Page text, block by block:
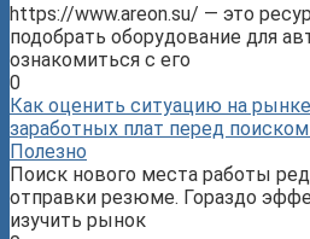
https://www.areon.su/ — это
подобрать оборудование для
ознакомиться с его
0
Как оценить ситуацию на
заработных плат перед
Полезно
Поиск нового места работы
отправки резюме. Гораздо
изучить рынок